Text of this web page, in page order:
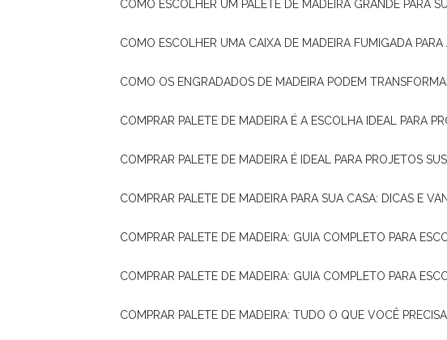
COMO ESCOLHER UM PALETE DE MADEIRA GRANDE PARA
COMO ESCOLHER UMA CAIXA DE MADEIRA FUMIGADA
COMO OS ENGRADADOS DE MADEIRA PODEM
COMPRAR PALETE DE MADEIRA É A ESCOLHA IDEAL PARA
COMPRAR PALETE DE MADEIRA É IDEAL PARA PROJETOS
COMPRAR PALETE DE MADEIRA PARA SUA CASA: DICAS E
COMPRAR PALETE DE MADEIRA: GUIA COMPLETO PARA
COMPRAR PALETE DE MADEIRA: GUIA COMPLETO PARA
COMPRAR PALETE DE MADEIRA: TUDO O QUE VOCÊ